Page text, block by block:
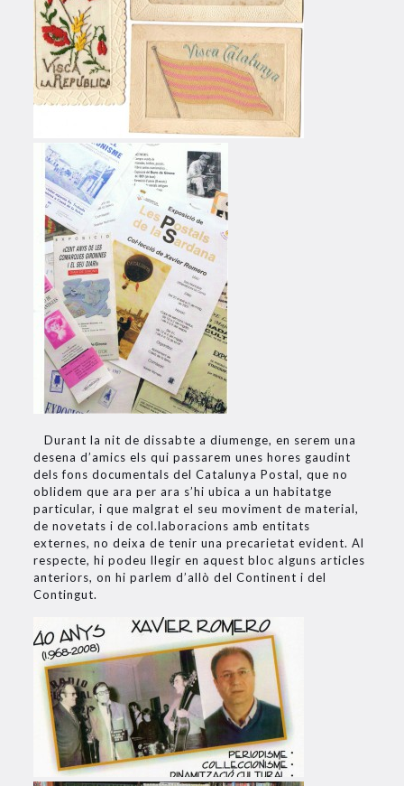
Durant la nit de dissabte a diumenge, en serem una
desena d’amics els qui passarem unes hores gaudint
dels fons documentals del Catalunya Postal, que no
oblidem que ara per ara s’hi ubica a un habitatge
particular, i que malgrat el seu moviment de material,
de novetats i de col.laboracions amb entitats
externes, no deixa de tenir una precarietat evident. Al
respecte, hi podeu llegir en aquest bloc alguns articles
anteriors, on hi parlem d’allò del Continent i del
Contingut.